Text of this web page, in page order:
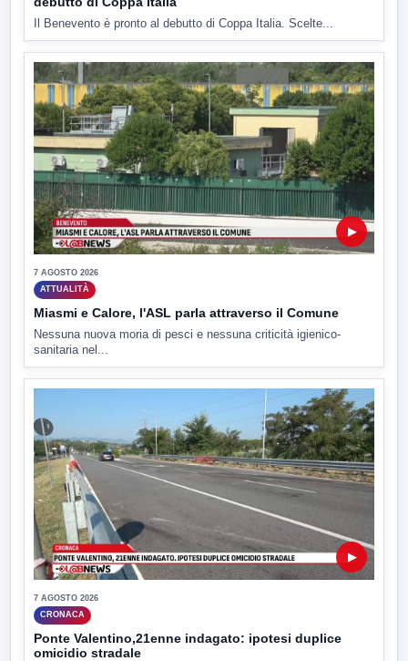
Il Benevento è pronto al debutto di Coppa Italia. Scelte...
▶
7 AGOSTO 2026
ATTUALITÀ
Miasmi e Calore, l'ASL parla attraverso il Comune
Nessuna nuova moria di pesci e nessuna criticità igienico-
sanitaria nel...
▶
7 AGOSTO 2026
CRONACA
Ponte Valentino,21enne indagato: ipotesi duplice
omicidio stradale